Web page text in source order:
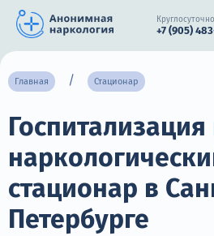
Круглосуточно
+7 (905)
О нас
Наркомания
Алкоголизм
Нарколог
Главная Стационар
Госпитализация
стационар в
Петербурге